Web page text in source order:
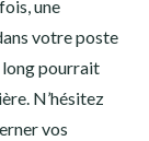
une
votre poste
long pourrait
N’hésitez
vos